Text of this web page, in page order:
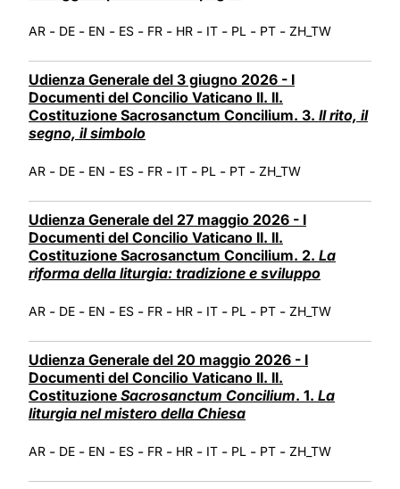
AR - DE - EN - ES - FR - HR - IT - PL - PT - ZH_TW
Udienza Generale del 3 giugno 2026 - I
Documenti del Concilio Vaticano II. II.
Costituzione Sacrosanctum Concilium. 3. Il rito, il
segno, il simbolo
AR - DE - EN - ES - FR - IT - PL - PT - ZH_TW
Udienza Generale del 27 maggio 2026 - I
Documenti del Concilio Vaticano II. II.
Costituzione Sacrosanctum Concilium. 2. La
riforma della liturgia: tradizione e sviluppo
AR - DE - EN - ES - FR - HR - IT - PL - PT - ZH_TW
Udienza Generale del 20 maggio 2026 - I
Documenti del Concilio Vaticano II. II.
Costituzione Sacrosanctum Concilium. 1. La
liturgia nel mistero della Chiesa
AR - DE - EN - ES - FR - HR - IT - PL - PT - ZH_TW